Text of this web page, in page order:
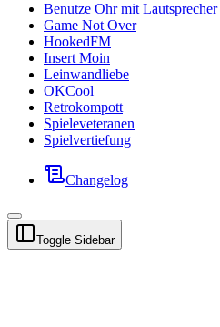
Benutze Ohr mit Lautsprecher
Game Not Over
HookedFM
Insert Moin
Leinwandliebe
OKCool
Retrokompott
Spieleveteranen
Spielvertiefung
Changelog
Toggle Sidebar